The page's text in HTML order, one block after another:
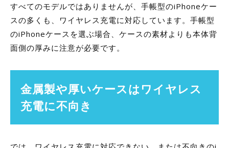
すべてのモデルではありませんが、手帳型のiPhoneケー
スの多くも、ワイヤレス充電に対応しています。手帳型
のiPhoneケースを選ぶ場合、ケースの素材よりも本体背
面側の厚みに注意が必要です。
金属製や厚いケースはワイヤレス
充電に不向き